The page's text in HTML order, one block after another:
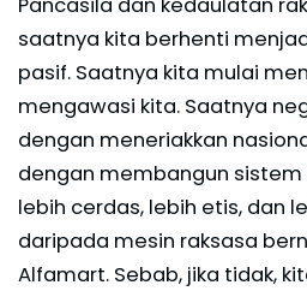
Pancasila dan kedaulatan
saatnya kita berhenti
pasif. Saatnya kita mulai
mengawasi kita. Saatnya
dengan meneriakkan
dengan membangun
lebih cerdas, lebih etis, dan
daripada mesin raksasa
Alfamart. Sebab, jika tidak,